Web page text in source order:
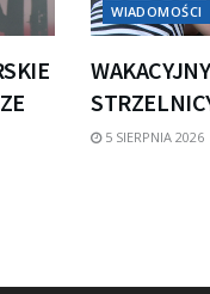
WIADOMOŚCI
5 SIERPNIA 2026